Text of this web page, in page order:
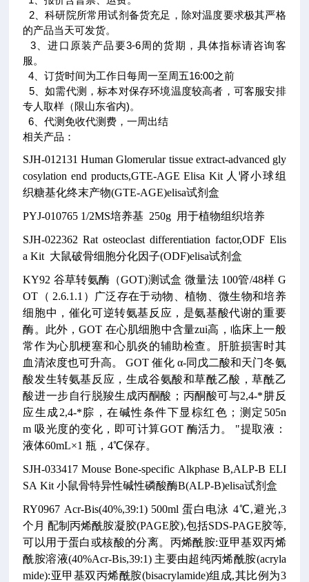
2、科研院所常用试剂备货充足，除对温度要求极其严格
的产品当天可发货。
3、进口原装产品要3-6周的货期，具体指标请咨询客
服。
4、订货时间为工作日每周一至周五16:00之前
5、如需代测，标本对保存环境温度较高者，可客服安排
专人取样（限山东省内)。
6、代测免收代测费，一周出结
相关产品 ：
SJH-012131 Human Glomerular tissue extract-advanced gly
cosylation end products,GTE-AGE Elisa Kit 人肾小球组
织糖基化终末产物(GTE-AGE)elisa试剂盒
PYJ-010765 1/2MS培养基 250g 用于植物组织培养
SJH-022362 Rat osteoclast differentiation factor,ODF Elis
a Kit 大鼠破骨细胞分化因子(ODF)elisa试剂盒
KY92 谷草转氨酶（GOT)测试盒 微量法 100管/48样 G
OT（ 2.6.1.1）广泛存在于动物、植物、微生物和培养
细胞中，催化可逆转氨基反应，是氨基酸代谢的重要
酶。此外，GOT 在心肌细胞中含量zui高，临床上一般
常作为心肌梗塞和心肌炎的辅助检查。肝脏损害时其
血清浓度也可升高。
GOT 催化 α-同戊二酸和天门冬氨
酸发生转氨基反应，生成谷氨酸和草酰乙酸，草酰乙
酸进一步自行脱羧生成丙酮酸；丙酮酸可与2,4-*肼反
应生成2,4-*腙，在碱性条件下显棕红色；测定505n
m 吸光度的变化，即可计算GOT 酶活力。
"提取液：
液体60mL×1 瓶，4℃保存。
SJH-033417 Mouse Bone-specific Alkphase B,ALP-B ELI
SA Kit 小鼠骨特异性碱性磷酸酶B(ALP-B)elisa试剂盒
RY0967 Acr-Bis(40%,39:1) 500ml 蛋白电泳 4℃,避光,3
个月 配制丙烯酰胺凝胶(PAGE胶),包括SDS-PAGE胶等,
可以用于蛋白或核酸的分离。丙烯酰胺:亚甲基双丙烯
酰胺溶液(40%Acr-Bis,39:1) 主要由超纯丙烯酰胺(acryla
mide):亚甲基双丙烯酰胺(bisacrylamide)组成,其比例为3